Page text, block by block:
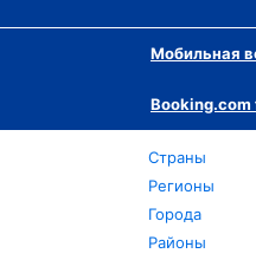
Мобильная
Booking.com
Страны
Регионы
Города
Районы